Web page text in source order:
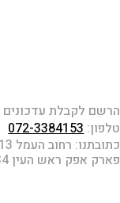
הרשם לקבלת עדכונים
טלפון:072-3384153
כתובתנו: רחוב העמל 13 כניסה A, קומה 2,
פארק אפק ראש העין 4809234 ישראל